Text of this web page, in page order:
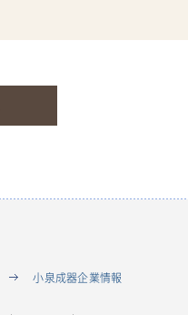
小泉成器企業情報